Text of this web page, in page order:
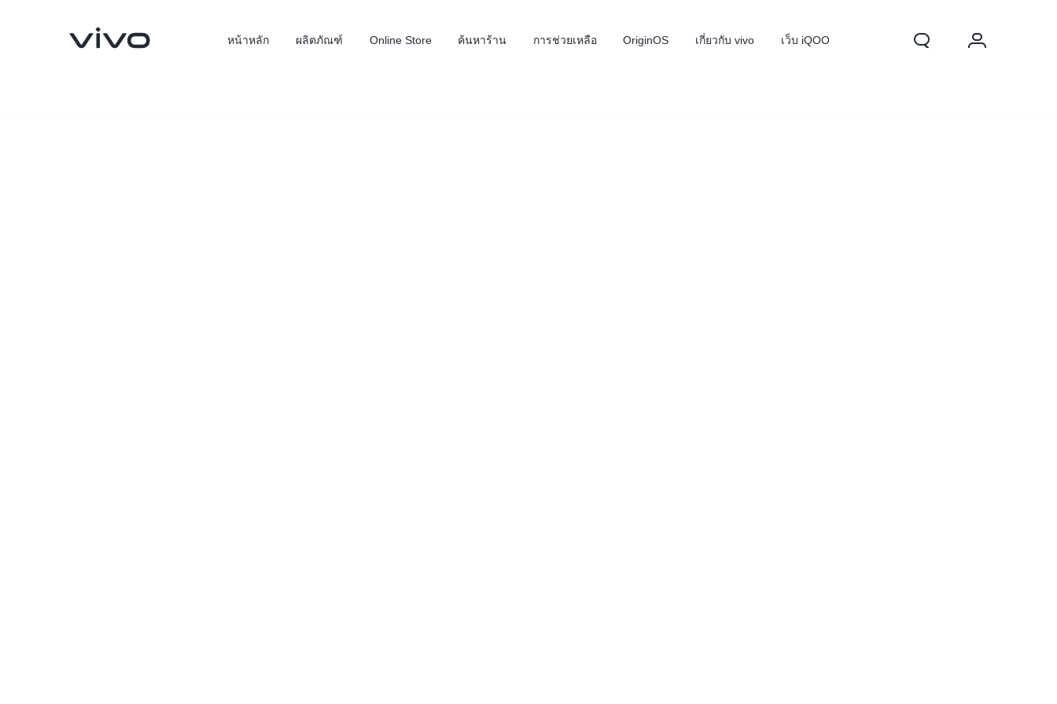
หน้าหลัก ผลิตภัณฑ์ Online Store ค้นหาร้าน การช่วยเหลือ OriginOS เกี่ยวกับ vivo เว็บ iQOO